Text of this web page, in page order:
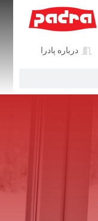
درباره پادرا